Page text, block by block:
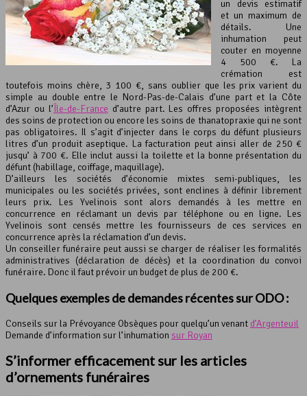
un devis estimatif
et un maximum de
détails. Une
inhumation peut
couter en moyenne
4 500 €. La
crémation est
toutefois moins chère, 3 100 €, sans oublier que les prix varient du
simple au double entre le Nord-Pas-de-Calais d’une part et la Côte
d’Azur ou l’Île-de-France d’autre part. Les offres proposées intègrent
des soins de protection ou encore les soins de thanatopraxie qui ne sont
pas obligatoires. Il s’agit d’injecter dans le corps du défunt plusieurs
litres d’un produit aseptique. La facturation peut ainsi aller de 250 €
jusqu’ à 700 €. Elle inclut aussi la toilette et la bonne présentation du
défunt (habillage, coiffage, maquillage).
D’ailleurs les sociétés d’économie mixtes semi-publiques, les
municipales ou les sociétés privées, sont enclines à définir librement
leurs prix. Les Yvelinois sont alors demandés à les mettre en
concurrence en réclamant un devis par téléphone ou en ligne. Les
Yvelinois sont censés mettre les fournisseurs de ces services en
concurrence après la réclamation d’un devis.
Un conseiller funéraire peut aussi se charger de réaliser les formalités
administratives (déclaration de décès) et la coordination du convoi
funéraire. Donc il faut prévoir un budget de plus de 200 €.
Quelques exemples de demandes récentes sur ODO :
Conseils sur la Prévoyance Obsèques pour quelqu’un venant d’Argenteuil
Demande d’information sur l’inhumation sur Royan
S’informer efficacement sur les articles
d’ornements funéraires